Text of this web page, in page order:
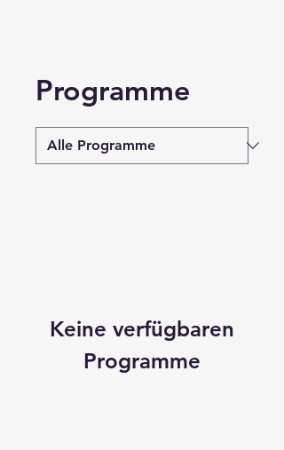
Programme
Keine verfügbaren
Programme